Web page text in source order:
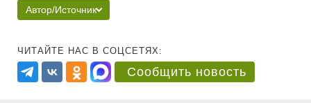
Автор/Источник
ЧИТАЙТЕ НАС В СОЦСЕТЯХ:
Сообщить новость